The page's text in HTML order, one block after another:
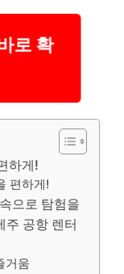
로 확
하게!
편하게!
으로 탐험을
주 공항 렌터
거움